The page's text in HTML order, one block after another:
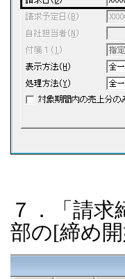
７．「請
部の[締め